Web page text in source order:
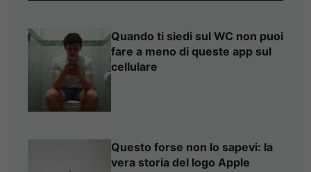
Quando ti siedi sul WC non puoi
fare a meno di queste app sul
cellulare
Questo forse non lo sapevi: la
vera storia del logo Apple